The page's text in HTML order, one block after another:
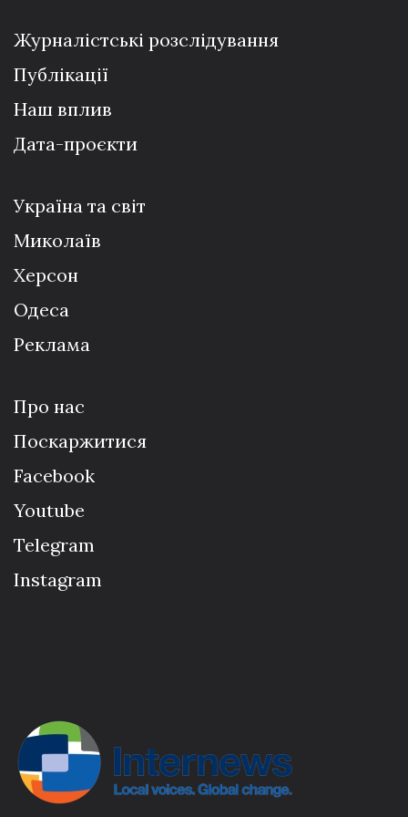
Журналістські розслідування
Публікації
Наш вплив
Дата-проєкти
Україна та світ
Миколаїв
Херсон
Одеса
Реклама
Про нас
Поскаржитися
Facebook
Youtube
Telegram
Instagram